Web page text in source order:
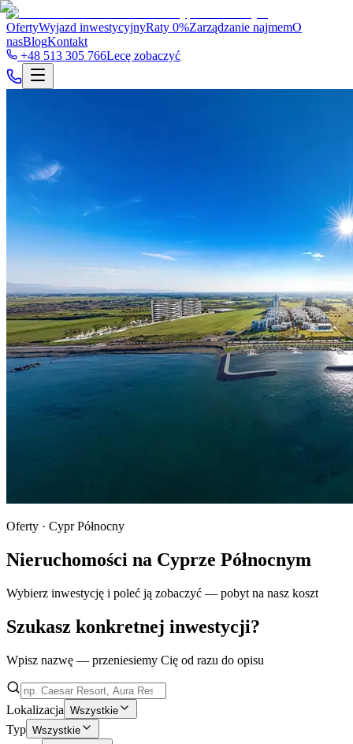
OfertyWyjazd inwestycyjnyRaty 0%Zarządzanie najmemO
nasBlogKontakt
+48 513 305 766Lecę zobaczyć
Oferty · Cypr Północny
Nieruchomości na Cyprze Północnym
Wybierz inwestycję i poleć ją zobaczyć — pobyt na nasz koszt
Szukasz konkretnej inwestycji?
Wpisz nazwę — przeniesiemy Cię od razu do opisu
Lokalizacja Wszystkie
Typ Wszystkie